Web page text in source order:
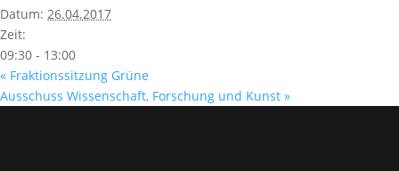
Datum: 26.04.2017
Zeit:
09:30 - 13:00
« Fraktionssitzung Grüne
Ausschuss Wissenschaft, Forschung und Kunst »